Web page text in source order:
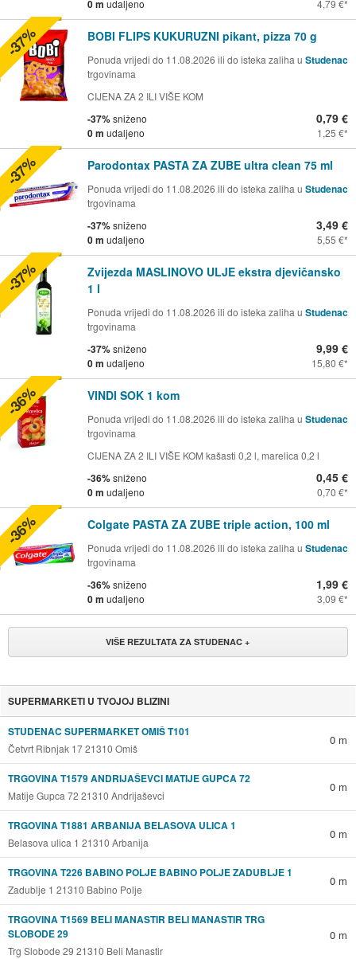
0 m udaljeno 4,79 €
BOBI FLIPS KUKURUZNI pikant, pizza 70 g
Ponuda vrijedi do 11.08.2026 ili do isteka zaliha u Studenac
trgovinama
CIJENA ZA 2 ILI VIŠE KOM
-37%sniženo
0 m udaljeno
0,79 €
1,25 €
-37%
Parodontax PASTA ZA ZUBE ultra clean 75 ml
Ponuda vrijedi do 11.08.2026 ili do isteka zaliha u Studenac
trgovinama
-37%sniženo
0 m udaljeno
3,49 €
5,55 €
-37%
Zvijezda MASLINOVO ULJE ekstra djevičansko
1 l
Ponuda vrijedi do 11.08.2026 ili do isteka zaliha u Studenac
trgovinama
-37%sniženo
0 m udaljeno
9,99 €
15,80 €
-37%
VINDI SOK 1 kom
Ponuda vrijedi do 11.08.2026 ili do isteka zaliha u Studenac
trgovinama
CIJENA ZA 2 ILI VIŠE KOM kašasti 0,2 l, marelica 0,2 l
-36%sniženo
0 m udaljeno
0,45 €
0,70 €
-36%
Colgate PASTA ZA ZUBE triple action, 100 ml
Ponuda vrijedi do 11.08.2026 ili do isteka zaliha u Studenac
trgovinama
-36%sniženo
0 m udaljeno
1,99 €
3,09 €
-36%
VIŠE REZULTATA ZA STUDENAC +
SUPERMARKETI U TVOJOJ BLIZINI
STUDENAC SUPERMARKET OMIŠ T101
Četvrt Ribnjak 17 21310 Omiš
0 m
TRGOVINA T1579 ANDRIJAŠEVCI MATIJE GUPCA 72
Matije Gupca 72 21310 Andrijaševci
0 m
TRGOVINA T1881 ARBANIJA BELASOVA ULICA 1
Belasova ulica 1 21310 Arbanija
0 m
TRGOVINA T226 BABINO POLJE BABINO POLJE ZADUBLJE 1
Zadublje 1 21310 Babino Polje
0 m
TRGOVINA T1569 BELI MANASTIR BELI MANASTIR TRG
SLOBODE 29
Trg Slobode 29 21310 Beli Manastir
0 m